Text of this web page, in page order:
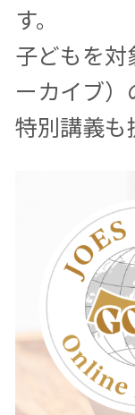
す。
子どもを
ーカイブ
特別講義も